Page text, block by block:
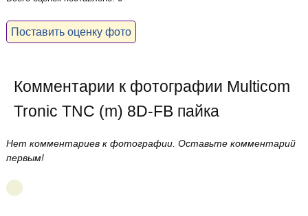
Поставить оценку фото
Комментарии к фотографии Multicom
Tronic TNC (m) 8D-FB пайка
Нет комментариев к фотографии. Оставьте комментарий
первым!